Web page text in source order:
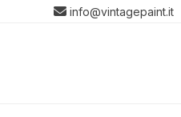
info@vintagepaint.it